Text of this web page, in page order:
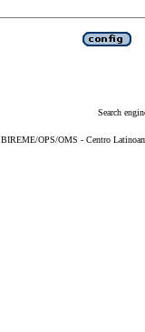
Search
BIREME/OPS/OMS - Centro